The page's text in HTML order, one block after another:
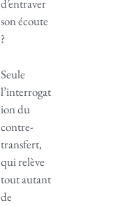
d’entraver
son écoute
?
Seule
l’interrogat
ion du
contre-
transfert,
qui relève
tout autant
de